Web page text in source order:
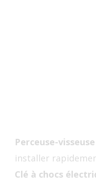
Perceuse-
installer
Clé à chocs